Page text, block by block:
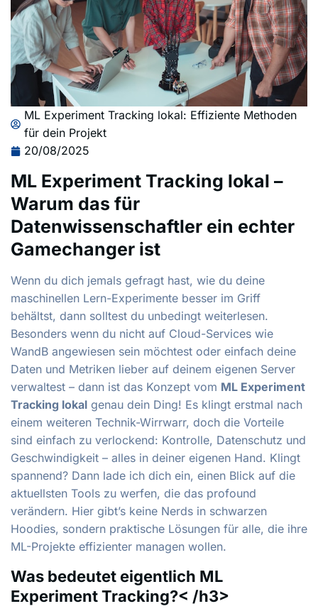
ML Experiment Tracking lokal: Effiziente Methoden
für dein Projekt
20/08/2025
ML Experiment Tracking lokal –
Warum das für
Datenwissenschaftler ein echter
Gamechanger ist
Wenn du dich jemals gefragt hast, wie du deine
maschinellen Lern-Experimente besser im Griff
behältst, dann solltest du unbedingt weiterlesen.
Besonders wenn du nicht auf Cloud-Services wie
WandB angewiesen sein möchtest oder einfach deine
Daten und Metriken lieber auf deinem eigenen Server
verwaltest – dann ist das Konzept vom ML Experiment
Tracking lokal genau dein Ding! Es klingt erstmal nach
einem weiteren Technik-Wirrwarr, doch die Vorteile
sind einfach zu verlockend: Kontrolle, Datenschutz und
Geschwindigkeit – alles in deiner eigenen Hand. Klingt
spannend? Dann lade ich dich ein, einen Blick auf die
aktuellsten Tools zu werfen, die das profound
verändern. Hier gibt’s keine Nerds in schwarzen
Hoodies, sondern praktische Lösungen für alle, die ihre
ML-Projekte effizienter managen wollen.
Was bedeutet eigentlich ML
Experiment Tracking?< /h3>